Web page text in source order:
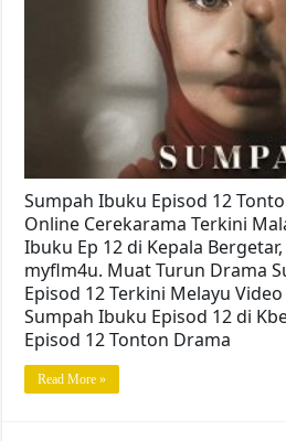
Sumpah Ibuku Episod 12
Online Cerekarama Terkini
Ibuku Ep 12 di Kepala
myflm4u. Muat Turun Drama
Episod 12 Terkini Melayu
Sumpah Ibuku Episod 12 di
Episod 12 Tonton Drama
Read More »